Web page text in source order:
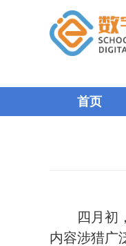
首页
四月初
内容涉猎广